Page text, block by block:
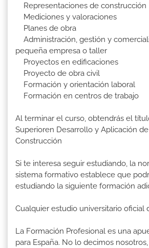
Representaciones de construcción
Mediciones y valoraciones
Planes de obra
Administración, gestión y
pequeña empresa o taller
Proyectos en edificaciones
Proyecto de obra civil
Formación y orientación laboral
Formación en centros de trabajo
Al terminar el curso, obtendrás el
Superioren Desarrollo y Aplicación
Construcción
Si te interesa seguir estudiando, la
sistema formativo establece que
estudiando la siguiente formación
Cualquier estudio universitario oficial
La Formación Profesional es una
para España. No lo decimos